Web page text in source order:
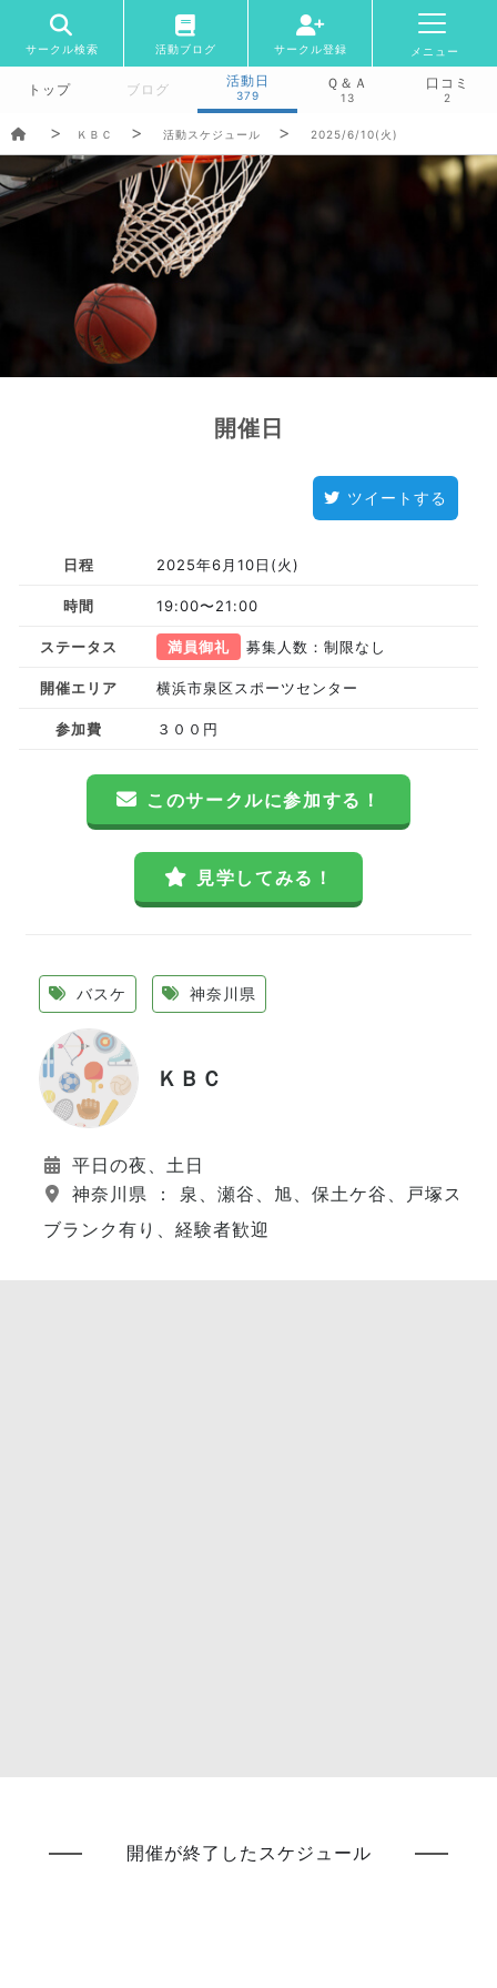
サークル検索 活動ブログ サークル登録 メニュー
トップ ブログ
活動日
379
Ｑ＆Ａ
13
口コミ
2
ＫＢＣ 活動スケジュール 2025/6/10(火)
開催日
ツイートする
日程 2025年6月10日(火)
時間 19:00〜21:00
ステータス 満員御礼 募集人数：制限なし
開催エリア 横浜市泉区スポーツセンター
参加費 ３００円
このサークルに参加する！
見学してみる！
バスケ 神奈川県
ＫＢＣ
平日の夜、土日
神奈川県 ： 泉、瀬谷、旭、保土ケ谷、戸塚スポ
ブランク有り、経験者歓迎
開催が終了したスケジュール